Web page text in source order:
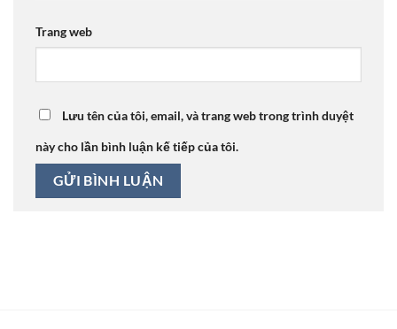
Trang web
Lưu tên của tôi, email, và trang web trong trình duyệt
này cho lần bình luận kế tiếp của tôi.